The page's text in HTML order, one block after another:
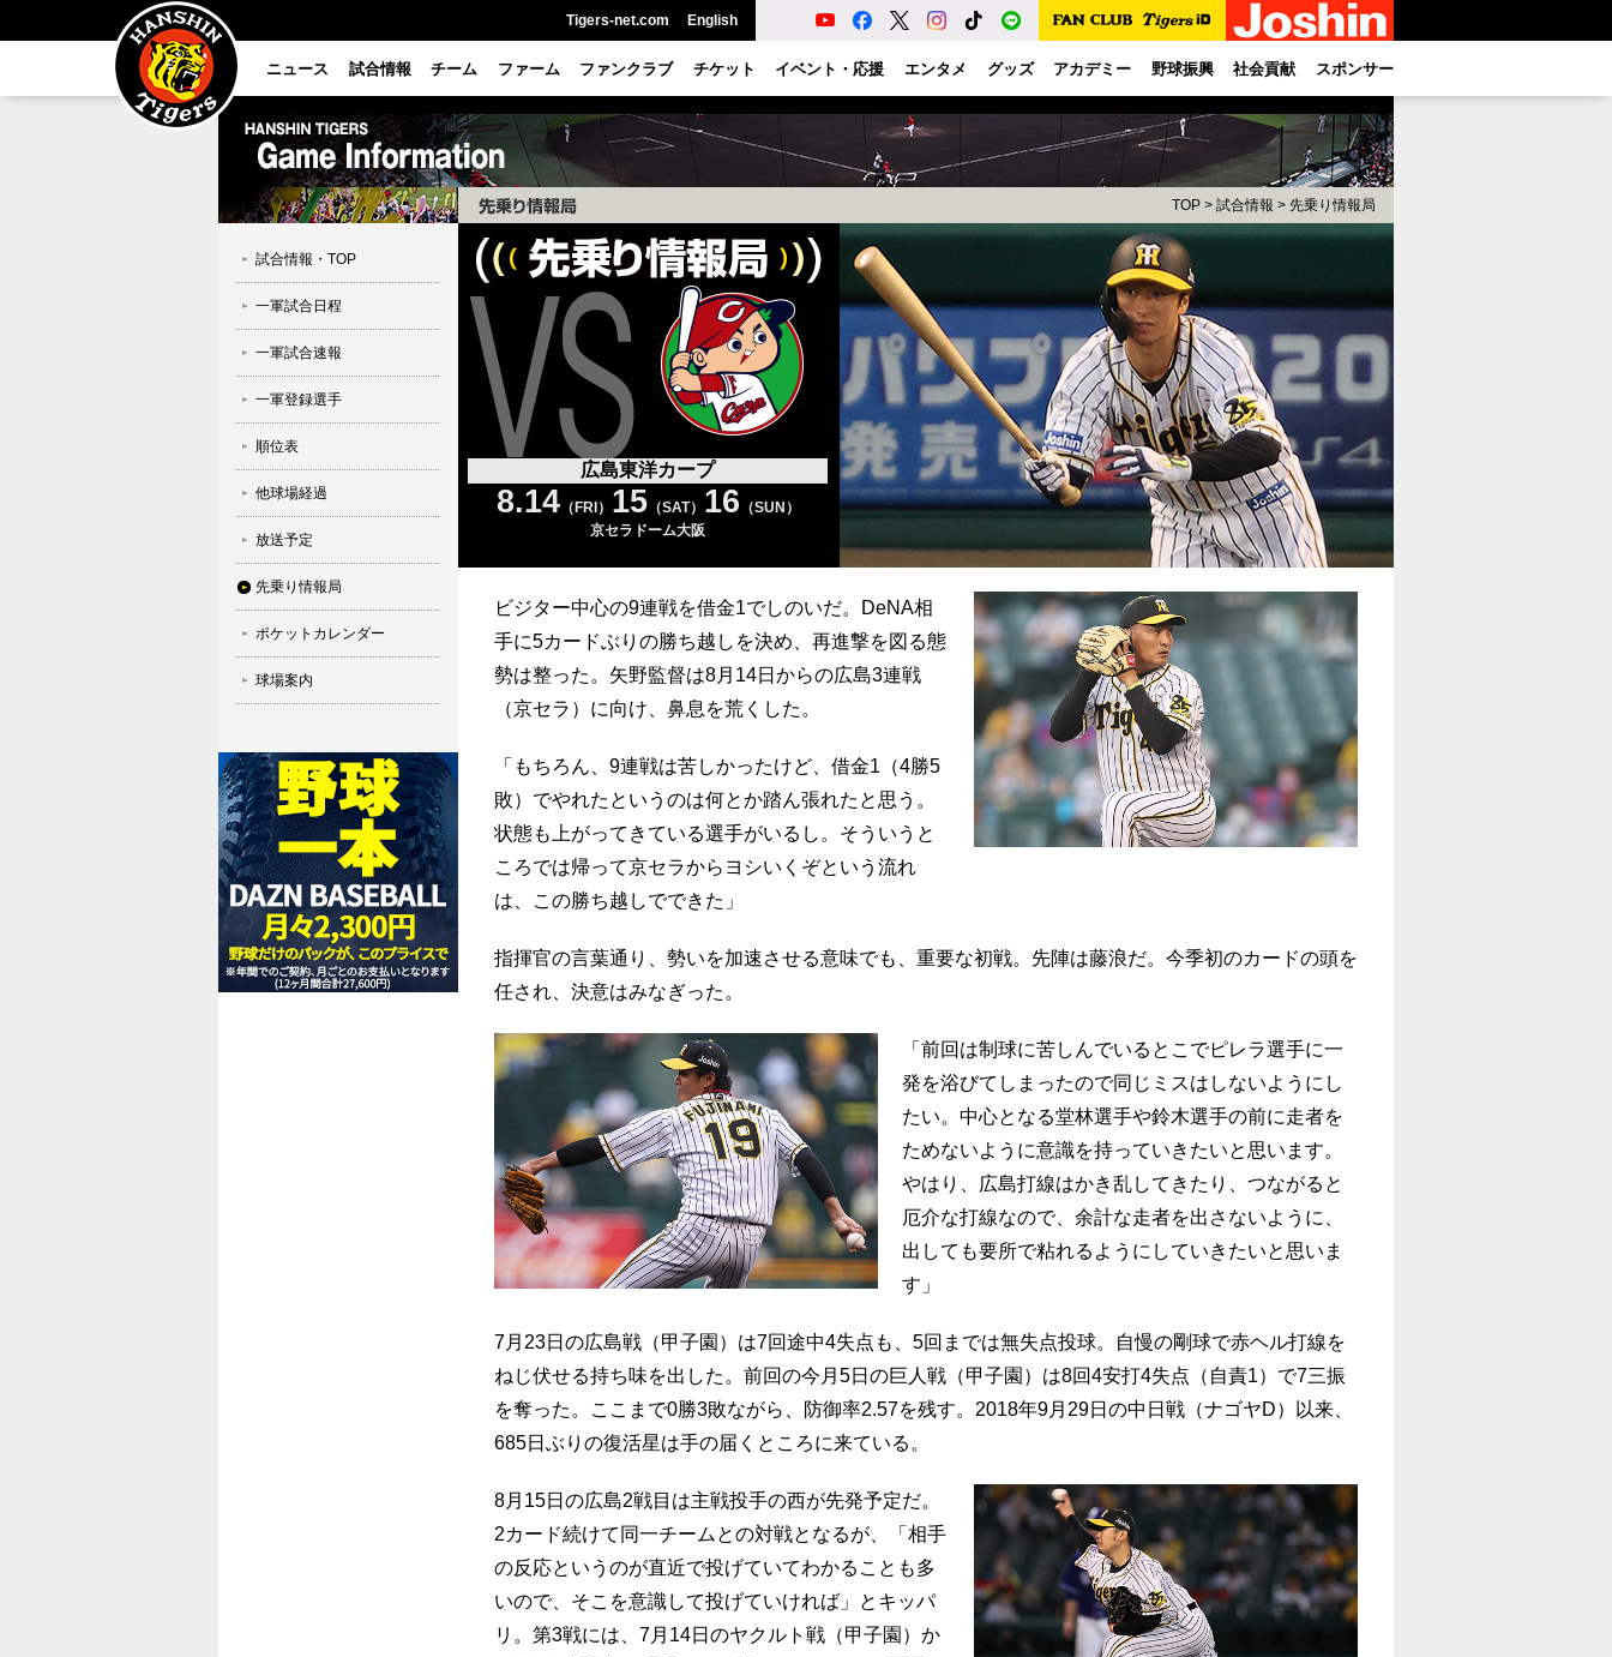
Tigers-net.com English
ニュース 試合情報 チーム ファーム ファンクラブ チケット イベント・応援 エンタメ グッズ アカデミー 野球振興 社会貢献 スポンサー
試合情報・TOP
一軍試合日程
一軍試合速報
一軍登録選手
順位表
他球場経過
放送予定
先乗り情報局
ポケットカレンダー
球場案内
TOP > 試合情報 > 先乗り情報局
広島東洋カープ
8.14（FRI） 15（SAT） 16 （SUN）
京セラドーム大阪
ビジター中心の9連戦を借金1でしのいだ。DeNA相
手に5カードぶりの勝ち越しを決め、再進撃を図る態
勢は整った。矢野監督は8月14日からの広島3連戦
（京セラ）に向け、鼻息を荒くした。
「もちろん、9連戦は苦しかったけど、借金1（4勝5
敗）でやれたというのは何とか踏ん張れたと思う。
状態も上がってきている選手がいるし。そういうと
ころでは帰って京セラからヨシいくぞという流れ
は、この勝ち越しでできた」
指揮官の言葉通り、勢いを加速させる意味でも、重要な初戦。先陣は藤浪だ。今季初のカードの頭を
任され、決意はみなぎった。
「前回は制球に苦しんでいるとこでピレラ選手に一
発を浴びてしまったので同じミスはしないようにし
たい。中心となる堂林選手や鈴木選手の前に走者を
ためないように意識を持っていきたいと思います。
やはり、広島打線はかき乱してきたり、つながると
厄介な打線なので、余計な走者を出さないように、
出しても要所で粘れるようにしていきたいと思いま
す」
7月23日の広島戦（甲子園）は7回途中4失点も、5回までは無失点投球。自慢の剛球で赤ヘル打線を
ねじ伏せる持ち味を出した。前回の今月5日の巨人戦（甲子園）は8回4安打4失点（自責1）で7三振
を奪った。ここまで0勝3敗ながら、防御率2.57を残す。2018年9月29日の中日戦（ナゴヤD）以来、
685日ぶりの復活星は手の届くところに来ている。
8月15日の広島2戦目は主戦投手の西が先発予定だ。
2カード続けて同一チームとの対戦となるが、「相手
の反応というのが直近で投げていてわかることも多
いので、そこを意識して投げていければ」とキッパ
リ。第3戦には、7月14日のヤクルト戦（甲子園）か